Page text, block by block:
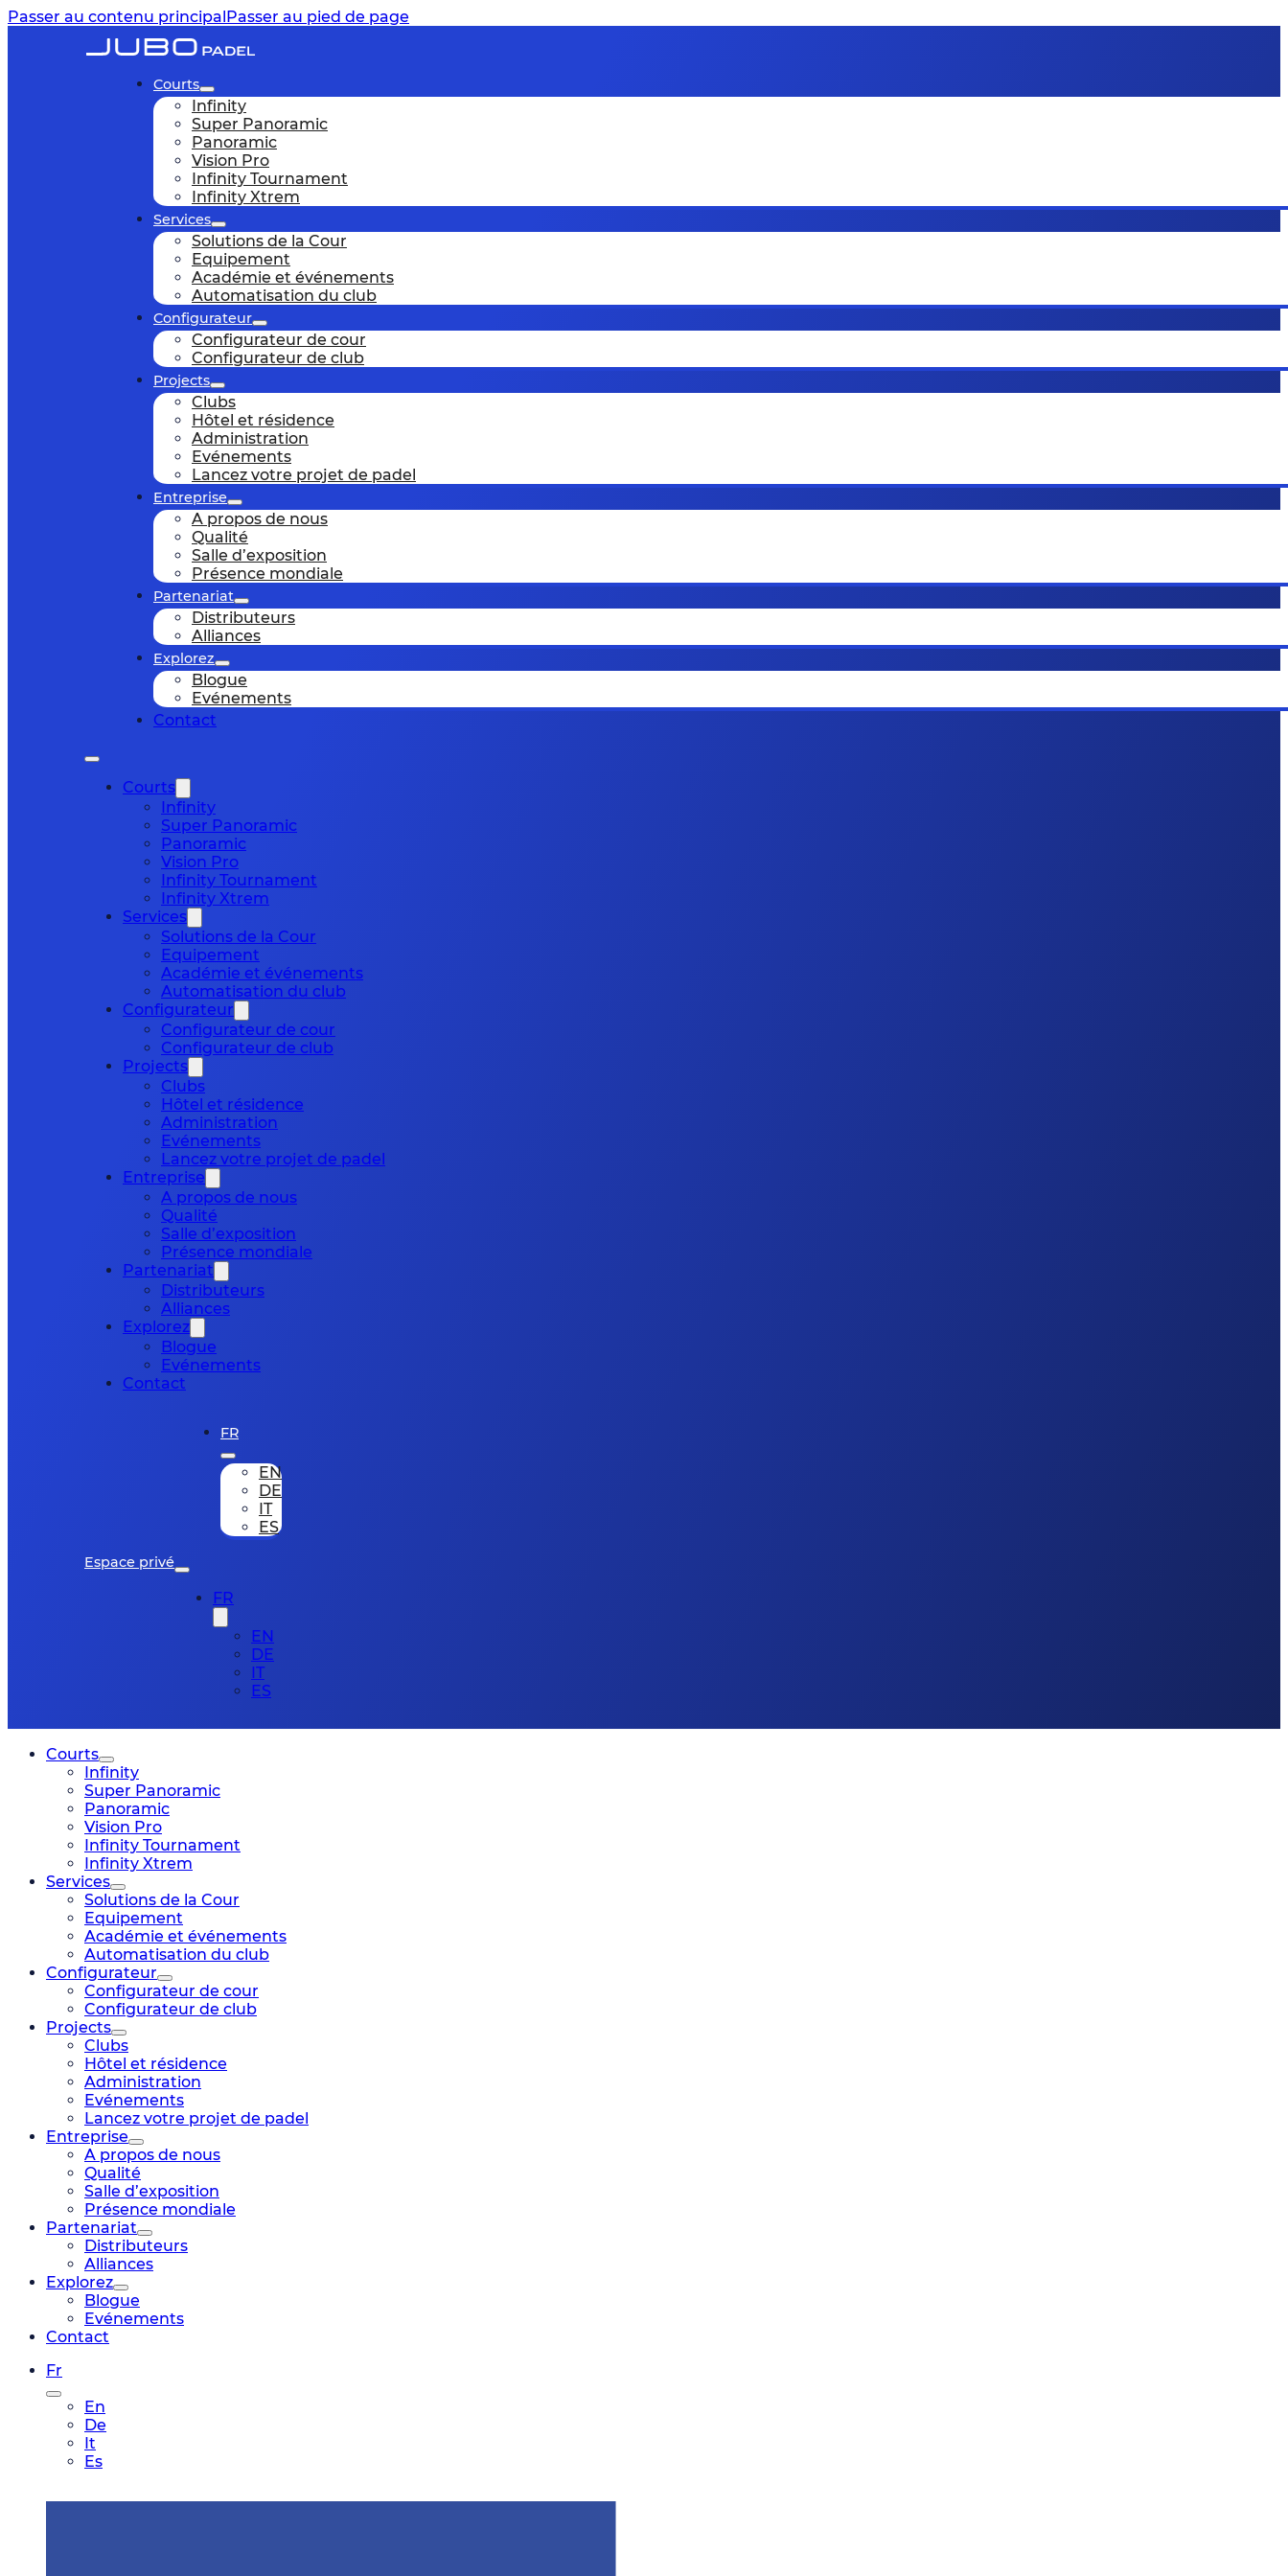
Passer au contenu principalPasser au pied de page
Courts
Infinity
Super Panoramic
Panoramic
Vision Pro
Infinity Tournament
Infinity Xtrem
Services
Solutions de la Cour
Equipement
Académie et événements
Automatisation du club
Configurateur
Configurateur de cour
Configurateur de club
Projects
Clubs
Hôtel et résidence
Administration
Evénements
Lancez votre projet de padel
Entreprise
A propos de nous
Qualité
Salle d’exposition
Présence mondiale
Partenariat
Distributeurs
Alliances
Explorez
Blogue
Evénements
Contact
Courts
Infinity
Super Panoramic
Panoramic
Vision Pro
Infinity Tournament
Infinity Xtrem
Services
Solutions de la Cour
Equipement
Académie et événements
Automatisation du club
Configurateur
Configurateur de cour
Configurateur de club
Projects
Clubs
Hôtel et résidence
Administration
Evénements
Lancez votre projet de padel
Entreprise
A propos de nous
Qualité
Salle d’exposition
Présence mondiale
Partenariat
Distributeurs
Alliances
Explorez
Blogue
Evénements
Contact
Espace privé
FR
EN
DE
IT
ES
FR
EN
DE
IT
ES
Courts
Infinity
Super Panoramic
Panoramic
Vision Pro
Infinity Tournament
Infinity Xtrem
Services
Solutions de la Cour
Equipement
Académie et événements
Automatisation du club
Configurateur
Configurateur de cour
Configurateur de club
Projects
Clubs
Hôtel et résidence
Administration
Evénements
Lancez votre projet de padel
Entreprise
A propos de nous
Qualité
Salle d’exposition
Présence mondiale
Partenariat
Distributeurs
Alliances
Explorez
Blogue
Evénements
Contact
Fr
En
De
It
Es